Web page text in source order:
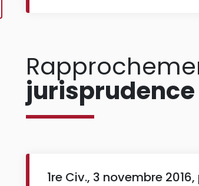
jurisprudence
1re Civ., 3 novembre